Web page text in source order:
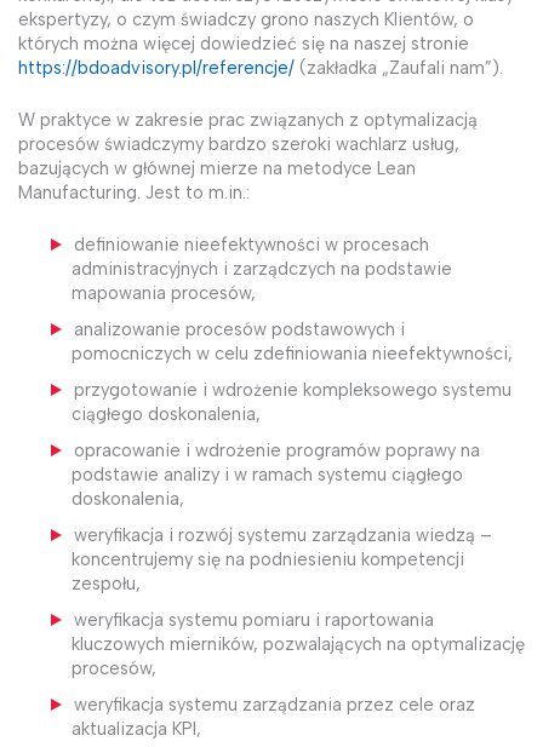
ekspertyzy, o czym świadczy grono naszych Klientów, o
których można więcej dowiedzieć się na naszej stronie
https://bdoadvisory.pl/referencje/ (zakładka „Zaufali nam”).
W praktyce w zakresie prac związanych z optymalizacją
procesów świadczymy bardzo szeroki wachlarz usług,
bazujących w głównej mierze na metodyce Lean
Manufacturing. Jest to m.in.:
definiowanie nieefektywności w procesach
administracyjnych i zarządczych na podstawie
mapowania procesów,
analizowanie procesów podstawowych i
pomocniczych w celu zdefiniowania nieefektywności,
przygotowanie i wdrożenie kompleksowego systemu
ciągłego doskonalenia,
opracowanie i wdrożenie programów poprawy na
podstawie analizy i w ramach systemu ciągłego
doskonalenia,
weryfikacja i rozwój systemu zarządzania wiedzą –
koncentrujemy się na podniesieniu kompetencji
zespołu,
weryfikacja systemu pomiaru i raportowania
kluczowych mierników, pozwalających na optymalizację
procesów,
weryfikacja systemu zarządzania przez cele oraz
aktualizacja KPI,